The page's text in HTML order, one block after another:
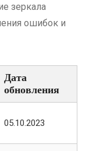
зеркала
ошибок и
Дата
обновления
05.10.2023